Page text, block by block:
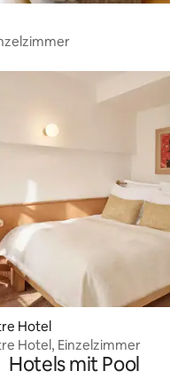
Hotel
Hotel, Einzelzimmer
Hotels mit Pool